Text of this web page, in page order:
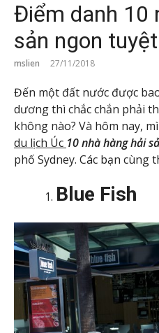
Điểm danh 10
sản ngon
mslien 27/11/2018
Đến một đất nước được
dương thì chắc chắn phải
không nào? Và hôm nay,
du lịch Úc 10 nhà hàng hải
phố Sydney. Các bạn cùng
Blue Fish